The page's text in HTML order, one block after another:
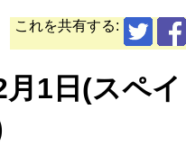
これを共有する:
1日(スペイ